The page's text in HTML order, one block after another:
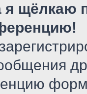
я щёлкаю